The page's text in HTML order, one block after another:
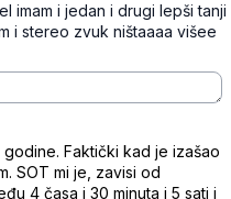
imam i jedan i drugi lepši tanji
i stereo zvuk ništaaaa višee
Faktički kad je izašao
SOT mi je, zavisi od
4 časa i 30 minuta i 5 sati i